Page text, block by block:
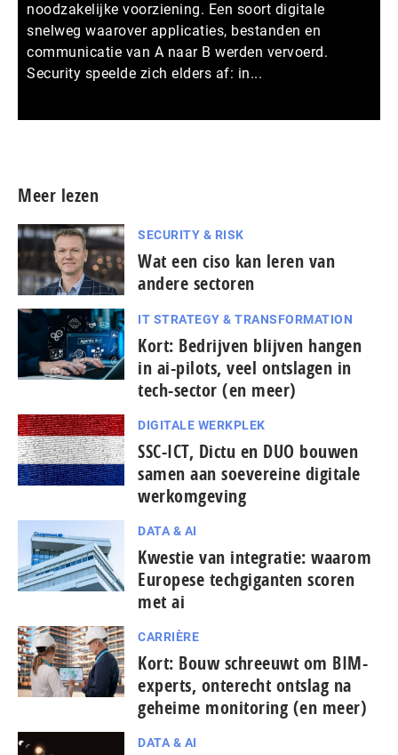
noodzakelijke voorziening. Een soort digitale
snelweg waarover applicaties, bestanden en
communicatie van A naar B werden vervoerd.
Security speelde zich elders af: in...
Meer lezen
SECURITY & RISK
Wat een ciso kan leren van
andere sectoren
IT STRATEGY & TRANSFORMATION
Kort: Bedrijven blijven hangen
in ai-pilots, veel ontslagen in
tech-sector (en meer)
DIGITALE WERKPLEK
SSC-ICT, Dictu en DUO bouwen
samen aan soevereine digitale
werkomgeving
DATA & AI
Kwestie van integratie: waarom
Europese tech­gi­gan­ten scoren
met ai
CARRIÈRE
Kort: Bouw schreeuwt om BIM-
experts, onterecht ontslag na
geheime monitoring (en meer)
DATA & AI